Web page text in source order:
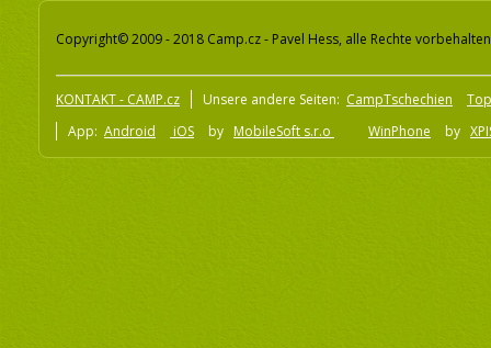
Copyright© 2009 - 2018 Camp.cz - Pavel Hess, alle Rechte vorbehalten
KONTAKT - CAMP.cz Unsere andere Seiten: CampTschechien
App: Android iOS by MobileSoft s.r.o WinPhone by